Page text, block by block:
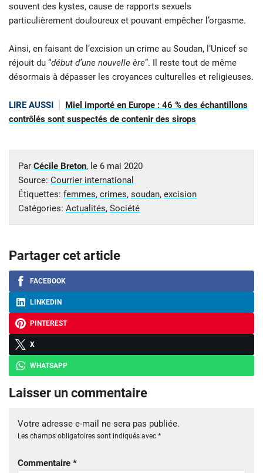
souvent des kystes, cause de rapports sexuels
particulièrement douloureux et pouvant empêcher l’orgasme.
Ainsi, en faisant de l’excision un crime au Soudan, l’Unicef se
réjouit du “début d’une nouvelle ère”. Il reste tout de même
désormais à dépasser les croyances culturelles et religieuses.
LIRE AUSSI
Miel importé en Europe : 46 % des échantillons
contrôlés sont suspectés de contenir des sirops
Par Cécile Breton, le 6 mai 2020
Source: Courrier international
Étiquettes: femmes, crimes, soudan, excision
Catégories: Actualités, Société
Partager cet article
FACEBOOK
LINKEDIN
PINTEREST
X
WHATSAPP
Laisser un commentaire
Votre adresse e-mail ne sera pas publiée.
Les champs obligatoires sont indiqués avec *
Commentaire *